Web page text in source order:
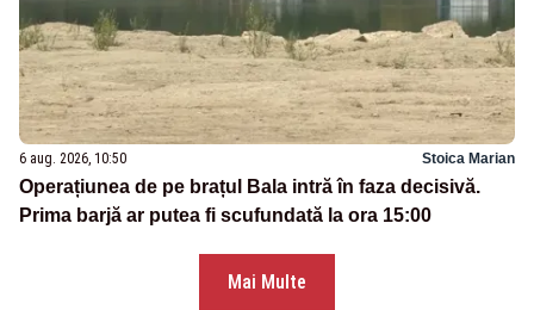
6 aug. 2026, 10:50 Stoica Marian
Operațiunea de pe brațul Bala intră în faza decisivă.
Prima barjă ar putea fi scufundată la ora 15:00
Mai Multe